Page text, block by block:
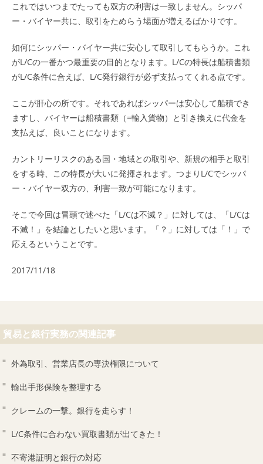
これではいつまでたっても双方の利害は一致しません。シッパ
ー・バイヤー共に、取引をためらう場面が増えるばかりです。
如何にシッパー・バイヤー共に安心して取引してもらうか。これ
がL/Cの一番かつ最重要の目的となります。L/Cの特長は船積書類
がL/C条件に合えば、L/C発行銀行が必ず支払ってくれる点です。
ここが肝心の所です。それであればシッパーは安心して船積でき
ますし、バイヤーは船積書類（=輸入貨物）と引き換えに代金を
支払えば、良いことになります。
カントリーリスクのある国・地域との取引や、新規の相手と取引
をする時、この特長が大いに発揮されます。つまりL/Cでシッパ
ー・バイヤー双方の、利害一致が可能になります。
そこで今回は冒頭で述べた「L/Cは不滅？」に対しては、「L/Cは
不滅！」を結論としたいと思います。「？」に対しては「！」で
応えるということです。
2017/11/18
貿易と銀行実務の関連記事
外為取引、営業店長の専決権限について
輸出手形保険を整理する
クレームの一撃。銀行を走らす！
L/C条件に合わない買取書類が出てきた！
不寄港証明と銀行の対応